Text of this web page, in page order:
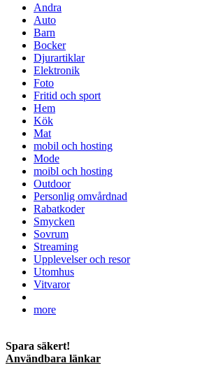
Andra
Auto
Barn
Bocker
Djurartiklar
Elektronik
Foto
Fritid och sport
Hem
Kök
Mat
mobil och hosting
Mode
moibl och hosting
Outdoor
Personlig omvårdnad
Rabatkoder
Smycken
Sovrum
Streaming
Upplevelser och resor
Utomhus
Vitvaror
more
Spara säkert!
Användbara länkar